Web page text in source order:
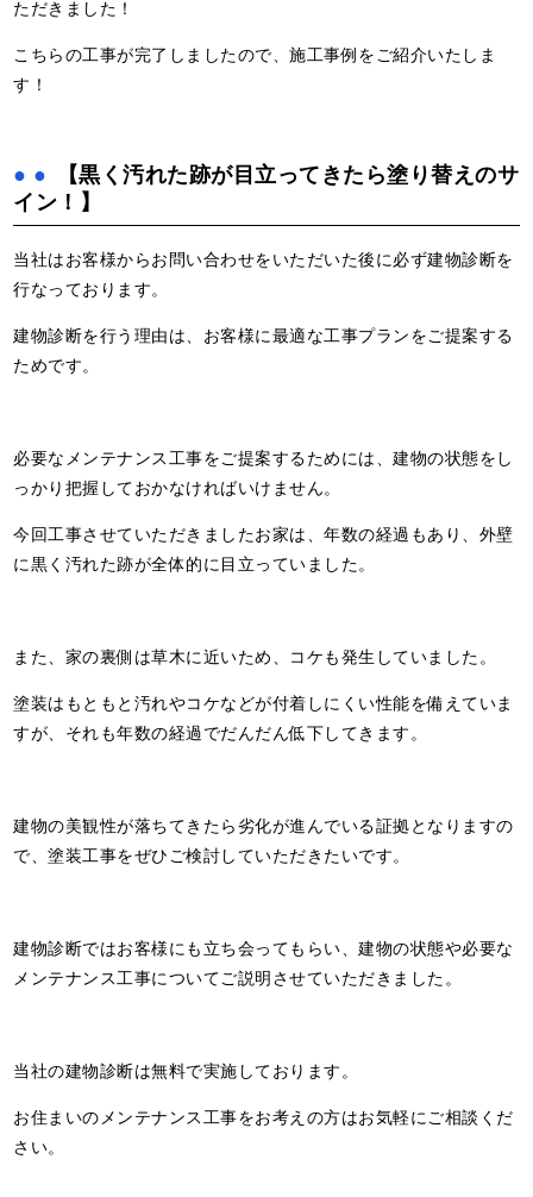
ただきました！
こちらの工事が完了しましたので、施工事例をご紹介いたしま
す！
【黒く汚れた跡が目立ってきたら塗り替えのサ
イン！】
当社はお客様からお問い合わせをいただいた後に必ず建物診断を
行なっております。
建物診断を行う理由は、お客様に最適な工事プランをご提案する
ためです。
必要なメンテナンス工事をご提案するためには、建物の状態をし
っかり把握しておかなければいけません。
今回工事させていただきましたお家は、年数の経過もあり、外壁
に黒く汚れた跡が全体的に目立っていました。
また、家の裏側は草木に近いため、コケも発生していました。
塗装はもともと汚れやコケなどが付着しにくい性能を備えていま
すが、それも年数の経過でだんだん低下してきます。
建物の美観性が落ちてきたら劣化が進んでいる証拠となりますの
で、塗装工事をぜひご検討していただきたいです。
建物診断ではお客様にも立ち会ってもらい、建物の状態や必要な
メンテナンス工事についてご説明させていただきました。
当社の建物診断は無料で実施しております。
お住まいのメンテナンス工事をお考えの方はお気軽にご相談くだ
さい。